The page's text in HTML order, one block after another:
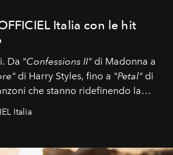
Italia con le hit
Da "Confessions II" di Madonna a
di Harry Styles, fino a "Petal" di
che stanno ridefinendo la
stagione.
Italia